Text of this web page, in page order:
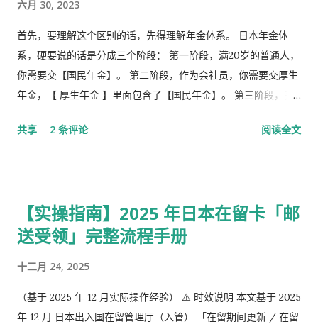
六月 30, 2023
首先，要理解这个区别的话，先得理解年金体系。 日本年金体
系，硬要说的话是分成三个阶段： 第一阶段，满20岁的普通人，
你需要交【国民年金】。 第二阶段，作为会社员，你需要交厚生
年金，【 厚生年金 】里面包含了【国民年金】。 第三阶段，究
槽的。 第1号被保险者：20岁以上60岁未满农业者，自营业者，
共享 2 条评论 阅读全文
【实操指南】2025 年日本在留卡「邮
送受领」完整流程手册
十二月 24, 2025
（基于 2025 年 12 月实际操作经验） ⚠️ 时效说明 本文基于 2025
年 12 月 日本出入国在留管理厅（入管） 「在留期间更新 / 在留